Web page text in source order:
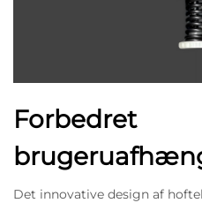
Forbedret
Det innovative design af